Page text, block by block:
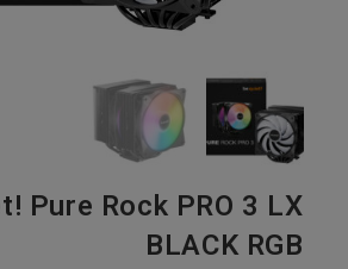
Pure Rock PRO 3 LX
BLACK RGB